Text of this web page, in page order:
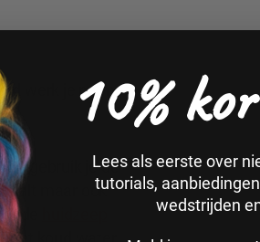
werk je na met
gebruik je de
maar ook
koud water
10%
Lees als eerste over
tutorials,
wedstrijden